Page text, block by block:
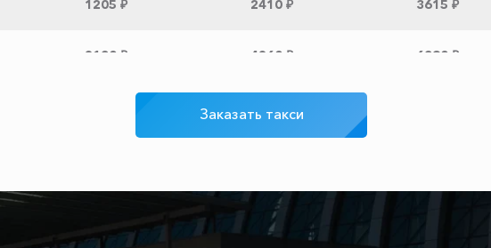
1205 ₽ 2410 ₽ 3615 ₽
2130 ₽ 4260 ₽ 6390 ₽
3220 ₽
Заказать такси